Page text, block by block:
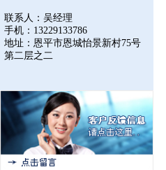
联系人：吴经理
手机：13229133786
地址： 恩平市恩城怡景新村75号
第二层之二